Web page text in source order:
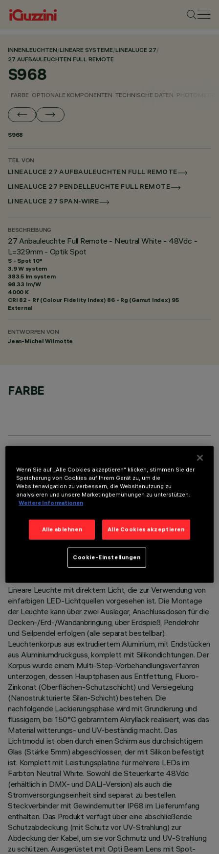
INNENLEUCHTEN/LINEARE SYSTEME/LINEALUCE 27/
27 AUFBAULEUCHTEN FULL REMOTE
S968
FARBE OPTIONALE KOMPONENTEN TECHNISCHE DATEN
S968
TEIL VON
LINEALUCE 27 AUFBAULEUCHTEN FULL REMOTE
LINEALUCE 27 PENDELLEUCHTE FULL REMOTE
LINEALUCE 27 SPAN-WIRE
BESCHREIBUNG
27 Anbauleuchte Full Remote - Neutral White - 48Vdc -
L=329mm - Optik Spot
S - Spot 10°
3.9 W system
383.5 lm system
98.33 lm/W
4000 K
CRI 82 - Rf (Colour Fidelity Index) 86 - Rg (Gamut Index) 95
External
ENTWORFEN VON
Jean-Michel Wilmotte
FARBE
TECHNISCHE DATEN
LETZTES UPDATE: 06.08.2026
Lineare Leuchte mit direktem Licht, die zur Verwendung von
einfarbigen LED-Lichtquellen vorgesehen ist. Die Montage
der Leuchte kann über zwei Ausleger, Anschlussdosen für die
Decken-/Erd-/Wandanbringung, über Erdspieß, Pendelrohr
und Seilpendel erfolgen (alle separat bestellbar).
Leuchtenkorpus aus extrudiertem Aluminium, mit Endstücken
aus Aluminiumdruckguss, komplett mit Silikondichtungen. Der
Korpus wurde einem Multi-Step-Vorbehandlungsverfahren
unterzogen, dessen Hauptphasen aus Entfettung, Fluoro-
Zinkonat (Oberflächen-Schutzschicht) und Versiegelung
(Nanostrukturierte Silan-Schicht) bestehen. Die
nachfolgende Lackierungsphase wird mit Grundierung und
flüssigem, bei 150°C gebranntem Akryllack realisiert, was das
Material witterungs- und UV-beständig macht. Das
Lichtmodul ist oben durch einen Schirm aus durchsichtigem
Glas (Stärke 5mm) abgeschlossen, der mit Silikon befestigt
ist. Komplett mit Leistungsplatine für mehrere LEDs im
Farbton Neutral White. Sowohl die Steuerkarte 48Vdc
(erhältlich in DMX- und DALI-Version) als auch die
Stromversorgungseinheit sind separat zu bestellen.
Steckverbinder mit Gewindemutter IP68 im Lieferumfang
enthalten. Das Produkt verfügt über eine abschließende
Schutzabdeckung (mit Schutz vor UV-Strahlung) zur
Abdeckung der Kabel, um sie vor Schmutz und UV-Strahlung
zu schützen. Ausgerüstet mit Opti Beam Lens mit Spot-
Wenn Sie auf „Alle Cookies akzeptieren“ klicken, stimmen Sie der
Speicherung von Cookies auf Ihrem Gerät zu, um die
Websitenavigation zu verbessern, die Websitenutzung zu
analysieren und unsere Marketingbemühungen zu unterstützen.
Weitere Informationen
Alle ablehnen Alle Cookies akzeptieren
Cookie-Einstellungen